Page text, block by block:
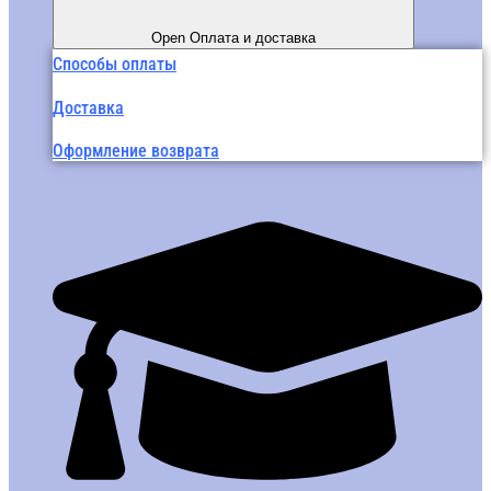
Open Оплата и доставка
Способы оплаты
Доставка
Оформление возврата